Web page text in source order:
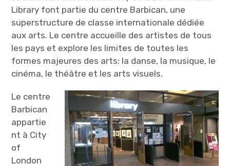
Library font partie du centre Barbican, une
superstructure de classe internationale dédiée
aux arts. Le centre accueille des artistes de tous
les pays et explore les limites de toutes les
formes majeures des arts: la danse, la musique, le
cinéma, le théâtre et les arts visuels.
Le centre
Barbican
appartie
nt à City
of
London